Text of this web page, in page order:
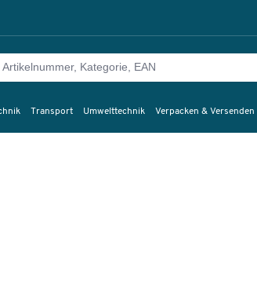
Transport Umwelttechnik Verpacken & Versenden